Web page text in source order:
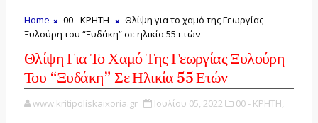
Home 00 - ΚΡΗΤΗ
Θλίψη για το χαμό της Γεωργίας
Ξυλούρη του “Ξυδάκη” σε ηλικία 55 ετών
Θλίψη Για Το Χαμό Της Γεωργίας Ξυλούρη
Του “Ξυδάκη” Σε Ηλικία 55 Ετών
www.kritipoliskaixoria.gr Ιουλίου 05, 2022 00 - ΚΡΗΤΗ,